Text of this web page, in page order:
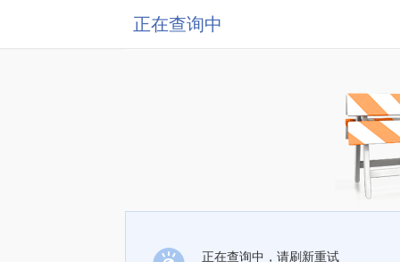
正在查询中
正在查询中，请刷新重试